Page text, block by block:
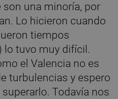
son una minoría, por
Lo hicieron cuando
tiempos
lo tuvo muy difícil.
el Valencia no es
turbulencias y espero
Todavía nos